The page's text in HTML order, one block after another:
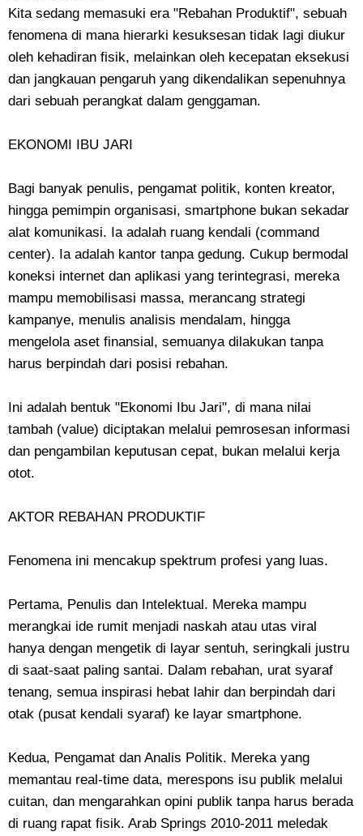
​Kita sedang memasuki era "Rebahan Produktif", sebuah
fenomena di mana hierarki kesuksesan tidak lagi diukur
oleh kehadiran fisik, melainkan oleh kecepatan eksekusi
dan jangkauan pengaruh yang dikendalikan sepenuhnya
dari sebuah perangkat dalam genggaman.
​EKONOMI IBU JARI
​Bagi banyak penulis, pengamat politik, konten kreator,
hingga pemimpin organisasi, smartphone bukan sekadar
alat komunikasi. Ia adalah ruang kendali (command
center). Ia adalah kantor tanpa gedung. Cukup bermodal
koneksi internet dan aplikasi yang terintegrasi, mereka
mampu memobilisasi massa, merancang strategi
kampanye, menulis analisis mendalam, hingga
mengelola aset finansial, semuanya dilakukan tanpa
harus berpindah dari posisi rebahan.
​Ini adalah bentuk "Ekonomi Ibu Jari", di mana nilai
tambah (value) diciptakan melalui pemrosesan informasi
dan pengambilan keputusan cepat, bukan melalui kerja
otot.
AKTOR REBAHAN PRODUKTIF
Fenomena ini mencakup spektrum profesi yang luas.
Pertama, ​Penulis dan Intelektual. Mereka mampu
merangkai ide rumit menjadi naskah atau utas viral
hanya dengan mengetik di layar sentuh, seringkali justru
di saat-saat paling santai. Dalam rebahan, urat syaraf
tenang, semua inspirasi hebat lahir dan berpindah dari
otak (pusat kendali syaraf) ke layar smartphone.
Kedua, ​Pengamat dan Analis Politik. Mereka yang
memantau real-time data, merespons isu publik melalui
cuitan, dan mengarahkan opini publik tanpa harus berada
di ruang rapat fisik. Arab Springs 2010-2011 meledak